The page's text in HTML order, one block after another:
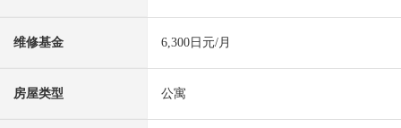
维修基金 6,300日元/月
房屋类型 公寓